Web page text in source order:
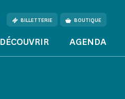
BILLETTERIE BOUTIQUE
DÉCOUVRIR AGENDA